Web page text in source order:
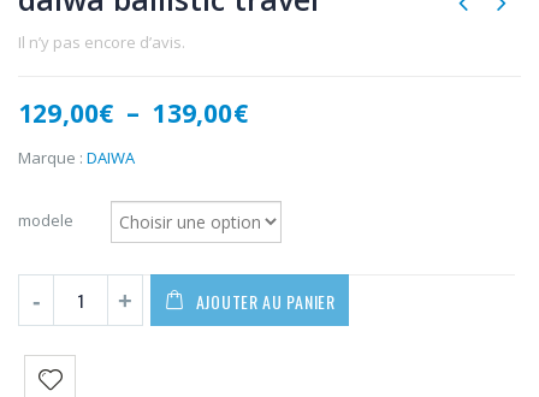
Il n’y pas encore d’avis.
129,00€ – 139,00€Plage
à
139,00€
Marque : DAIWA
modele
AJOUTER AU PANIER